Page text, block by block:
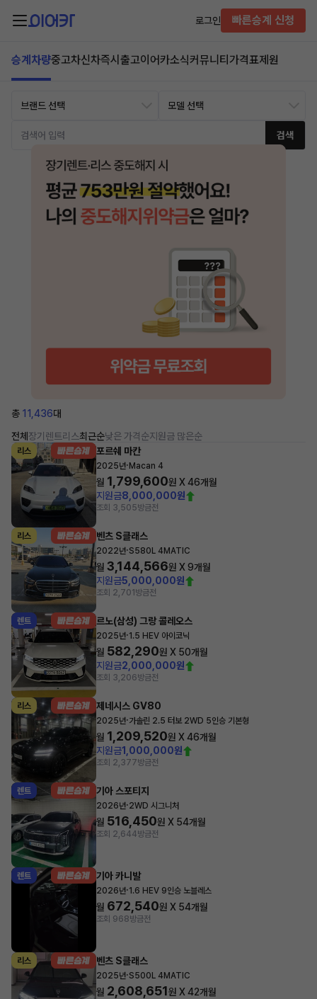
로그인 빠른승계 신청
승계차량중고차신차즉시출고이어카소식커뮤니티 가격표제원
검색
총 11,436대
전체 장기렌트리스최근순낮은 가격순지원금 많은순
리스 포르쉐 마칸
2025년· Macan 4
월 1,799,600원 X46개월
지원금8,000,000원
조회 3,505방금전
리스 벤츠 S클래스
2022년·S580L 4MATIC
월 3,144,566원 X9개월
지원금5,000,000원
조회 2,701 방금전
렌트 르노(삼성) 그랑 콜레오스
2025년·1.5 HEV 아이코닉
월 582,290원 X 50개월
지원금2,000,000원
조회 3,206방금전
리스 제네시스 GV80
2025년·가솔린 2.5 터보 2WD 5인승 기본형
월 1,209,520원 X46개월
지원금1,000,000원
조회 2,377방금전
렌트 기아 스포티지
2026년·2WD 시그니처
월 516,450원 X 54개월
조회 2,644방금전
렌트 기아 카니발
2026년·1.6 HEV 9인승 노블레스
월 672,540원 X 54개월
조회 968방금전
리스 벤츠 S클래스
2025년·S500L 4MATIC
월 2,608,651원 X42개월